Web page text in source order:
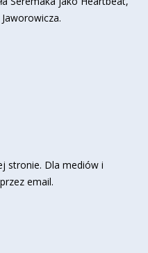
stronie. Dla mediów i
email.